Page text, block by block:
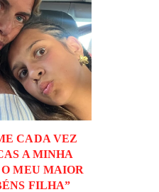
CADA VEZ
A MINHA
MEU MAIOR
FILHA”